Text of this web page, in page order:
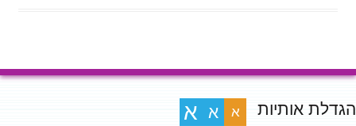
הגדלת אותיות א א א